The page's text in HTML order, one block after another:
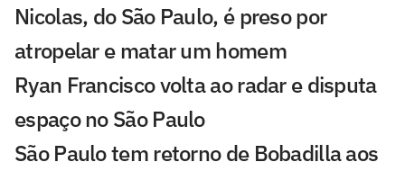
Nicolas, do São Paulo, é preso por
atropelar e matar um homem
Ryan Francisco volta ao radar e disputa
espaço no São Paulo
São Paulo tem retorno de Bobadilla aos